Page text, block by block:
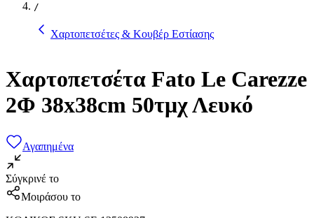
/
Χαρτοπετσέτες & Κουβέρ Εστίασης
Χαρτοπετσέτα Fato Le Carezze
2Φ 38x38cm 50τμχ Λευκό
Αγαπημένα
Σύγκρινέ το
Μοιράσου το